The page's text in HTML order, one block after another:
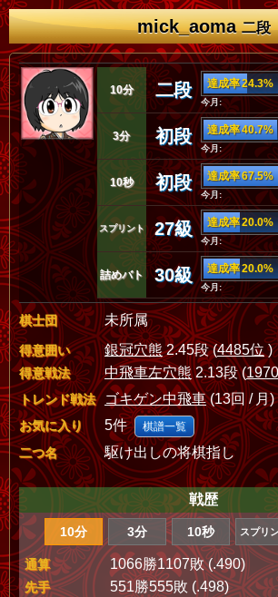
mick_aoma二段
10分 二段 達成率 24.3%
今月:
3分 初段 達成率 40.7%
今月:
10秒 初段 達成率 67.5%
今月:
スプリント 27級 達成率 20.0%
今月:
詰めバト 30級 達成率 20.0%
今月:
棋士団 未所属
得意囲い 銀冠穴熊2.45段 (4485位)
得意戦法 中飛車左穴熊2.13段 (
トレンド戦法 ゴキゲン中飛車(13回 / 月)
お気に入り 5件 棋譜一覧
二つ名 駆け出しの将棋指し
戦歴
10分 3分 10秒 スプリ
通算 1066勝1107敗 (.490)
先手 551勝555敗 (.498)